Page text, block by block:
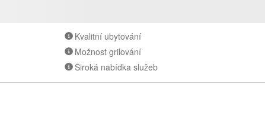
Kvalitní ubytování
Možnost grilování
Široká nabídka služeb